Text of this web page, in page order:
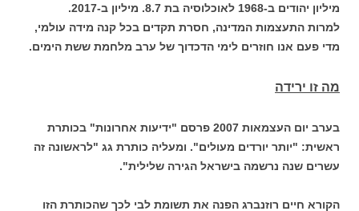
מיליון יהודים ב-1968 לאוכלוסיה בת 8.7. מיליון ב-2017.
למרות התעצמות המדינה, חסרת תקדים בכל קנה מידה עולמי,
מדי פעם אנו חוזרים לימי הדכדוך של ערב מלחמת ששת הימים.
מה זו ירידה
בערב יום העצמאות 2007 פרסם "ידיעות אחרונות" בכותרת
ראשית: "יותר יורדים מעולים". ומעליה כותרת גג "לראשונה זה
עשרים שנה נרשמה בישראל הגירה שלילית".
הקורא חיים רוזנברג הפנה את תשומת לבי לכך שהכותרת הזו